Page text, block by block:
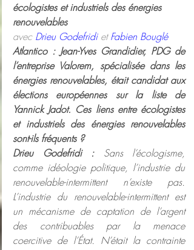
écologistes et industriels des énergies
renouvelables
avec Drieu Godefridi et Fabien Bouglé
Atlantico : Jean-Yves Grandidier, PDG de
l’entreprise Valorem, spécialisée dans les
énergies renouvelables, était candidat aux
élections européennes sur la liste de
Yannick Jadot. Ces liens entre écologistes
et industriels des énergies renouvelables
sont-ils fréquents ?
Drieu Godefridi : Sans l’écologisme,
comme idéologie politique, l’industrie du
renouvelable-intermittent n’existe pas.
L’industrie du renouvelable-intermittent est
un mécanisme de captation de l’argent
des contribuables par la menace
coercitive de l’État. N’était la contrainte